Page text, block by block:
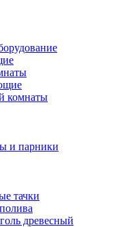
комнаты
и парники
тачки
древесный